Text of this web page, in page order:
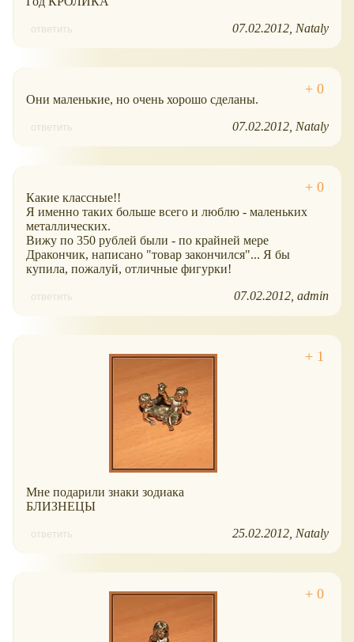
ответить 07.02.2012 Nataly
Они маленькие, но очень хорошо сделаны.
ответить 07.02.2012 Nataly
Какие классные!!
Я именно таких больше всего и люблю - маленьких
металлических.
Вижу по 350 рублей были - по крайней мере
Дракончик, написано "товар закончился"... Я бы
купила, пожалуй, отличные фигурки!
ответить 07.02.2012 admin
Мне подарили знаки зодиака
БЛИЗНЕЦЫ
ответить 25.02.2012 Nataly